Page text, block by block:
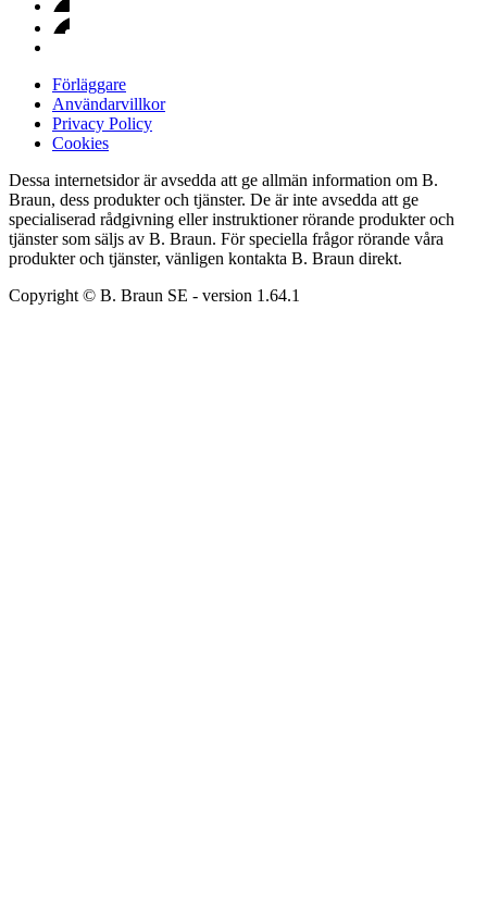
Förläggare
Användarvillkor
Privacy Policy
Cookies
Dessa internetsidor är avsedda att ge allmän information om B.
Braun, dess produkter och tjänster. De är inte avsedda att ge
specialiserad rådgivning eller instruktioner rörande produkter och
tjänster som säljs av B. Braun. För speciella frågor rörande våra
produkter och tjänster, vänligen kontakta B. Braun direkt.
Copyright © B. Braun SE - version 1.64.1